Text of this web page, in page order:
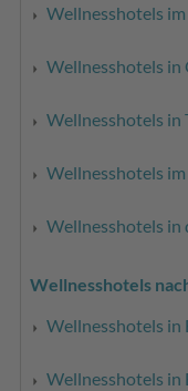
Wellnesshotels
Wellnesshotels
Wellnesshotels in
Wellnesshotels im
Wellnesshotels in
Wellnesshotels
Wellnesshotels in
Wellnesshotels in